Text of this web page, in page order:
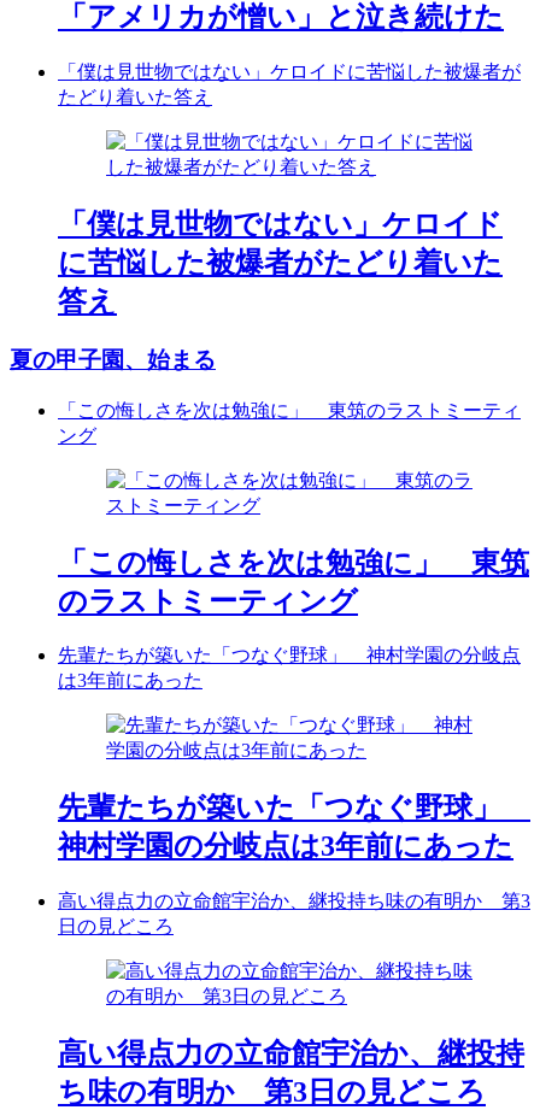
「アメリカが憎い」と泣き続けた
「僕は見世物ではない」ケロイドに苦悩した被爆者が
たどり着いた答え
「僕は見世物ではない」ケロイド
に苦悩した被爆者がたどり着いた
答え
夏の甲子園、始まる
「この悔しさを次は勉強に」 東筑のラストミーティ
ング
「この悔しさを次は勉強に」 東筑
のラストミーティング
先輩たちが築いた「つなぐ野球」 神村学園の分岐点
は3年前にあった
先輩たちが築いた「つなぐ野球」
神村学園の分岐点は3年前にあった
高い得点力の立命館宇治か、継投持ち味の有明か 第3
日の見どころ
高い得点力の立命館宇治か、継投持
ち味の有明か 第3日の見どころ